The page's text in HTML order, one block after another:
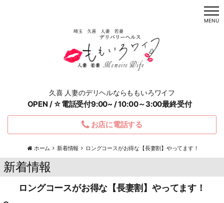
久喜 人妻のデリヘルならももいろワイフ
OPEN / ☆電話受付9:00~ / 10:00～3:00最終受付
お店に電話する
ホーム 新着情報 ロングコースがお得な【長妻割】やってます！
新着情報
ロングコースがお得な【長妻割】やってます！
t
o
g
n
MENU